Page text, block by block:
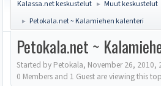
Kalassa.net keskustelut ► Muut keskustelut
► Petokala.net ~ Kalamiehen kalenteri
Petokala.net ~
Started by Petokala, November 26, 2010,
0 Members and 1 Guest are viewing this